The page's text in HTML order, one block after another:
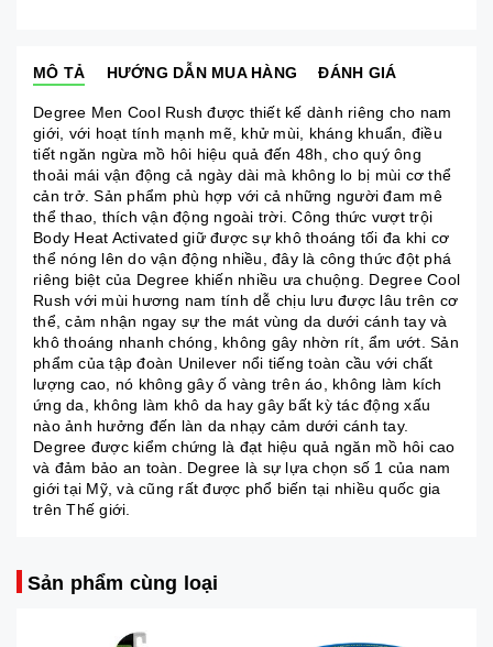
MÔ TẢ HƯỚNG DẪN MUA HÀNG ĐÁNH GIÁ
Degree Men Cool Rush được thiết kế dành riêng cho nam
giới, với hoạt tính mạnh mẽ, khử mùi, kháng khuẩn, điều
tiết ngăn ngừa mồ hôi hiệu quả đến 48h, cho quý ông
thoải mái vận động cả ngày dài mà không lo bị mùi cơ thể
cản trở. Sản phẩm phù hợp với cả những người đam mê
thể thao, thích vận động ngoài trời. Công thức vượt trội
Body Heat Activated giữ được sự khô thoáng tối đa khi cơ
thể nóng lên do vận động nhiều, đây là công thức đột phá
riêng biệt của Degree khiến nhiều ưa chuộng. Degree Cool
Rush với mùi hương nam tính dễ chịu lưu được lâu trên cơ
thể, cảm nhận ngay sự the mát vùng da dưới cánh tay và
khô thoáng nhanh chóng, không gây nhờn rít, ẩm ướt. Sản
phẩm của tập đoàn Unilever nổi tiếng toàn cầu với chất
lượng cao, nó không gây ố vàng trên áo, không làm kích
ứng da, không làm khô da hay gây bất kỳ tác động xấu
nào ảnh hưởng đến làn da nhạy cảm dưới cánh tay.
Degree được kiểm chứng là đạt hiệu quả ngăn mồ hôi cao
và đảm bảo an toàn. Degree là sự lựa chọn số 1 của nam
giới tại Mỹ, và cũng rất được phổ biến tại nhiều quốc gia
trên Thế giới.
Sản phẩm cùng loại